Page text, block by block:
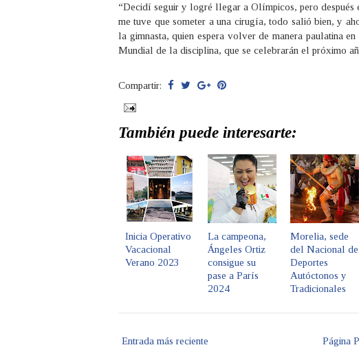
“Decidí seguir y logré llegar a Olímpicos, pero después
me tuve que someter a una cirugía, todo salió bien, y
la gimnasta, quien espera volver de manera paulatina
Mundial de la disciplina, que se celebrarán el próximo
Compartir:
También puede interesarte:
Inicia Operativo
Vacacional
Verano 2023
La campeona,
Ángeles Ortiz
consigue su
pase a París
2024
Morelia, sede
del Nacional de
Deportes
Autóctonos y
Tradicionales
Entrada más reciente Página